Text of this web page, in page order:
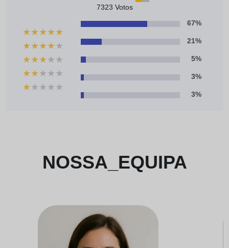
7323 Votos
★★★★★
★★★★★
★★★★ ★
★★★ ★ ★
★★ ★ ★ ★
67%
21%
5%
3%
3%
NOSSA_EQUIPA